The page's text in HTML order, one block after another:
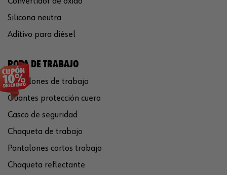
Silicona neutra
Aditivo para diésel
ROPA DE TRABAJO
Pantalones de trabajo
Guantes protección cuero
Casco de seguridad
Chaqueta de trabajo
Pantalones cortos trabajo
Chaqueta reflectante